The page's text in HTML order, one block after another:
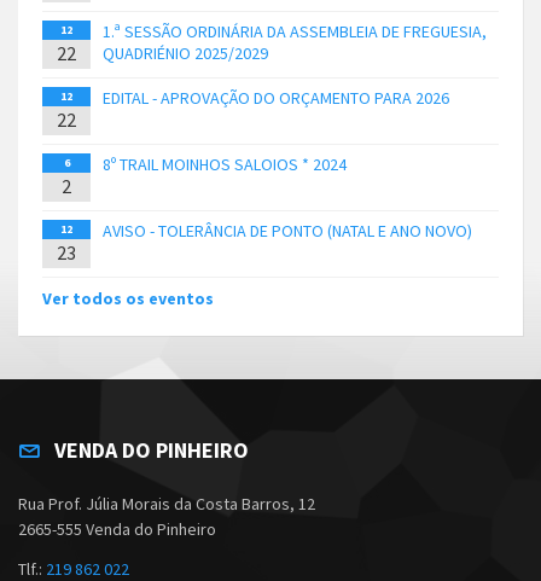
12
22
1.ª SESSÃO ORDINÁRIA DA ASSEMBLEIA DE FREGUESIA,
QUADRIÉNIO 2025/2029
12
22
EDITAL - APROVAÇÃO DO ORÇAMENTO PARA 2026
6
2
8º TRAIL MOINHOS SALOIOS * 2024
12
23
AVISO - TOLERÂNCIA DE PONTO (NATAL E ANO NOVO)
Ver todos os eventos
VENDA DO PINHEIRO
Rua Prof. Júlia Morais da Costa Barros, 12
2665-555 Venda do Pinheiro
Tlf.: 219 862 022